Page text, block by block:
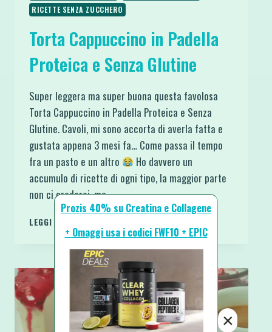
RICETTE SENZA ZUCCHERO
Torta Cappuccino in Padella
Proteica e Senza Glutine
Super leggera ma super buona questa favolosa
Torta Cappuccino in Padella Proteica e Senza
Glutine. Cavoli, mi sono accorta di averla fatta e
gustata appena 3 mesi fa… Come passa il tempo
fra un pasto e un altro
Ho davvero un
accumulo di ricette di ogni tipo, la maggior parte
non ci crederai, ma…
LEGGI DI PIÙ
CAPPUCCINO
PADELLA
PROTEICA
SENZA
GLUTINE
Prozis 40% su Creatina e Collagene
+ Omaggi usa i codici FWF10 + EPIC
×